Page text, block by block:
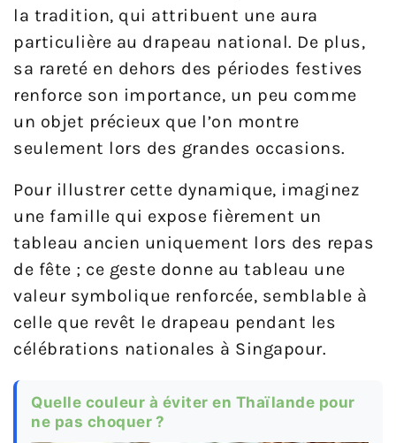
la tradition, qui attribuent une aura
particulière au drapeau national. De plus,
sa rareté en dehors des périodes festives
renforce son importance, un peu comme
un objet précieux que l’on montre
seulement lors des grandes occasions.
Pour illustrer cette dynamique, imaginez
une famille qui expose fièrement un
tableau ancien uniquement lors des repas
de fête ; ce geste donne au tableau une
valeur symbolique renforcée, semblable à
celle que revêt le drapeau pendant les
célébrations nationales à Singapour.
Quelle couleur à éviter en Thaïlande pour
ne pas choquer ?